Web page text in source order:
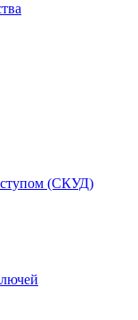
(СКУД)